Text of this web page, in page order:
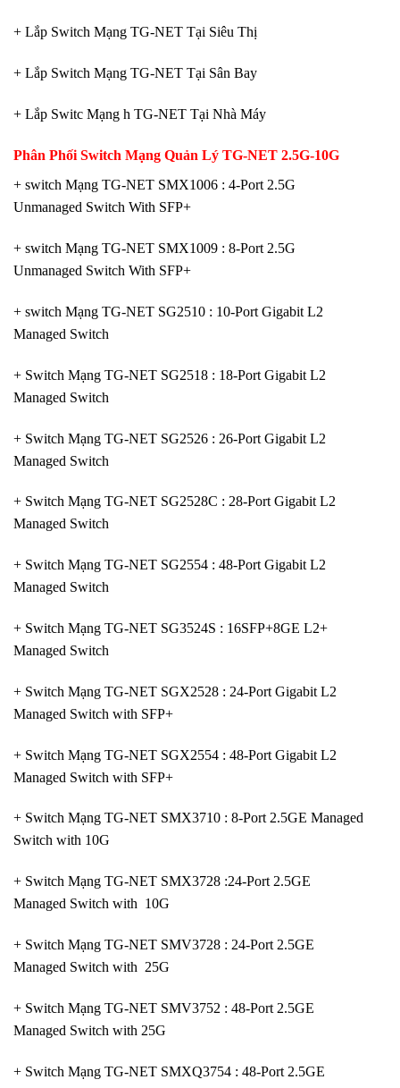
+ Lắp Switch Mạng TG-NET Tại Siêu Thị
+ Lắp Switch Mạng TG-NET Tại Sân Bay
+ Lắp Switc Mạng h TG-NET Tại Nhà Máy
Phân Phối Switch Mạng Quản Lý TG-NET 2.5G-10G
+ switch Mạng TG-NET SMX1006 : 4-Port 2.5G
Unmanaged Switch With SFP+
+ switch Mạng TG-NET SMX1009 : 8-Port 2.5G
Unmanaged Switch With SFP+
+ switch Mạng TG-NET SG2510 : 10-Port Gigabit L2
Managed Switch
+ Switch Mạng TG-NET SG2518 : 18-Port Gigabit L2
Managed Switch
+ Switch Mạng TG-NET SG2526 : 26-Port Gigabit L2
Managed Switch
+ Switch Mạng TG-NET SG2528C : 28-Port Gigabit L2
Managed Switch
+ Switch Mạng TG-NET SG2554 : 48-Port Gigabit L2
Managed Switch
+ Switch Mạng TG-NET SG3524S : 16SFP+8GE L2+
Managed Switch
+ Switch Mạng TG-NET SGX2528 : 24-Port Gigabit L2
Managed Switch with SFP+
+ Switch Mạng TG-NET SGX2554 : 48-Port Gigabit L2
Managed Switch with SFP+
+ Switch Mạng TG-NET SMX3710 : 8-Port 2.5GE Managed
Switch with 10G
+ Switch Mạng TG-NET SMX3728 :24-Port 2.5GE
Managed Switch with 10G
+ Switch Mạng TG-NET SMV3728 : 24-Port 2.5GE
Managed Switch with 25G
+ Switch Mạng TG-NET SMV3752 : 48-Port 2.5GE
Managed Switch with 25G
+ Switch Mạng TG-NET SMXQ3754 : 48-Port 2.5GE